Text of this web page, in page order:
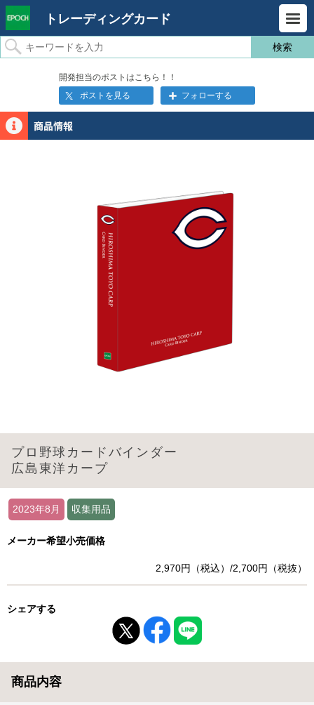
トレーディングカード
開発担当のポストはこちら！！
ポストを見る
フォローする
プロ野球カードバインダー
広島東洋カープ
2023年8月 収集用品
メーカー希望小売価格
2,970円（税込）/2,700円（税抜）
シェアする
商品内容